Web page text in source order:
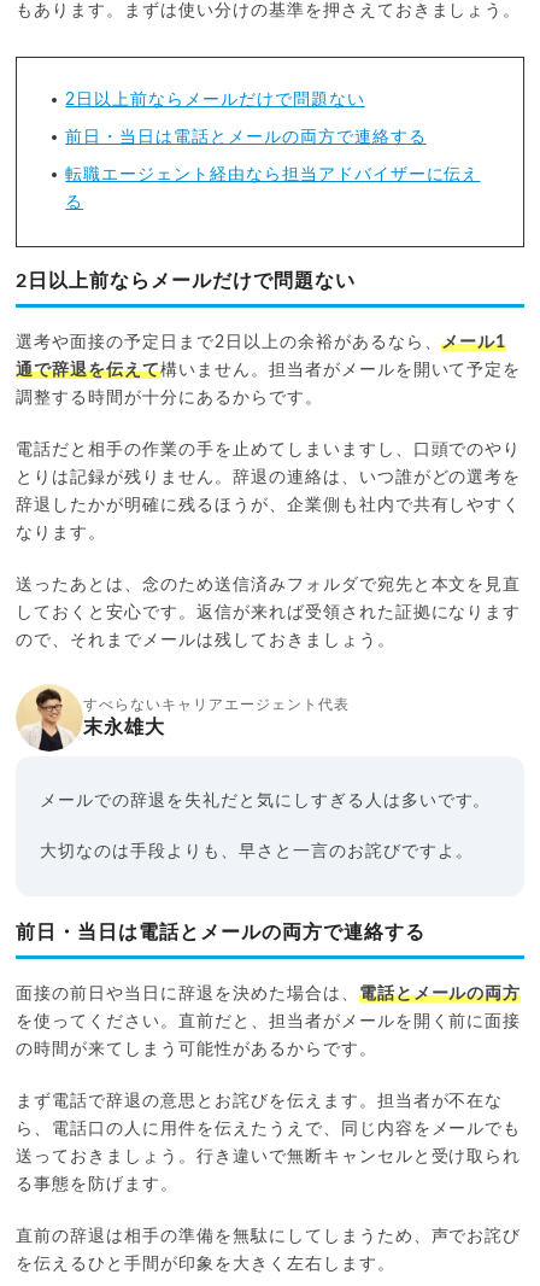
もあります。まずは使い分けの基準を押さえておきましょう。
2日以上前ならメールだけで問題ない
前日・当日は電話とメールの両方で連絡する
転職エージェント経由なら担当アドバイザーに伝え
る
2日以上前ならメールだけで問題ない
選考や面接の予定日まで2日以上の余裕があるなら、メール1
通で辞退を伝えて構いません。担当者がメールを開いて予定を
調整する時間が十分にあるからです。
電話だと相手の作業の手を止めてしまいますし、口頭でのやり
とりは記録が残りません。辞退の連絡は、いつ誰がどの選考を
辞退したかが明確に残るほうが、企業側も社内で共有しやすく
なります。
送ったあとは、念のため送信済みフォルダで宛先と本文を見直
しておくと安心です。返信が来れば受領された証拠になります
ので、それまでメールは残しておきましょう。
すべらないキャリアエージェント代表
末永雄大
メールでの辞退を失礼だと気にしすぎる人は多いです。
大切なのは手段よりも、早さと一言のお詫びですよ。
前日・当日は電話とメールの両方で連絡する
面接の前日や当日に辞退を決めた場合は、 電話とメールの両方
を使ってください。直前だと、担当者がメールを開く前に面接
の時間が来てしまう可能性があるからです。
まず電話で辞退の意思とお詫びを伝えます。担当者が不在な
ら、電話口の人に用件を伝えたうえで、同じ内容をメールでも
送っておきましょう。行き違いで無断キャンセルと受け取られ
る事態を防げます。
直前の辞退は相手の準備を無駄にしてしまうため、声でお詫び
を伝えるひと手間が印象を大きく左右します。